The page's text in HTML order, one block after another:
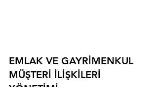
EMLAK VE GAYRİMENKUL
MÜŞTERİ İLİŞKİLERİ